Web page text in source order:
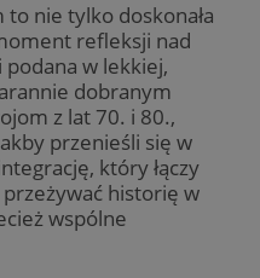
nie tylko doskonała
refleksji nad
podana w lekkiej,
dobranym
z lat 70. i 80.,
przenieśli się w
który łączy
historię w
wspólne